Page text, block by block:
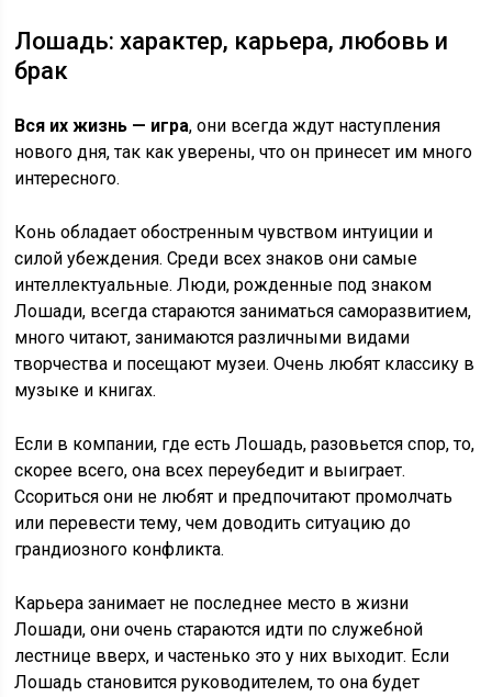
Лошадь: характер, карьера, любовь и
брак
Вся их жизнь — игра, они всегда ждут наступления
нового дня, так как уверены, что он принесет им много
интересного.
Конь обладает обостренным чувством интуиции и
силой убеждения. Среди всех знаков они самые
интеллектуальные. Люди, рожденные под знаком
Лошади, всегда стараются заниматься саморазвитием,
много читают, занимаются различными видами
творчества и посещают музеи. Очень любят классику в
музыке и книгах.
Если в компании, где есть Лошадь, разовьется спор, то,
скорее всего, она всех переубедит и выиграет.
Ссориться они не любят и предпочитают промолчать
или перевести тему, чем доводить ситуацию до
грандиозного конфликта.
Карьера занимает не последнее место в жизни
Лошади, они очень стараются идти по служебной
лестнице вверх, и частенько это у них выходит. Если
Лошадь становится руководителем, то она будет